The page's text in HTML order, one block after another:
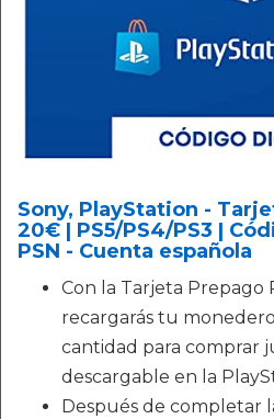
Sony, PlayStation -
20€ | PS5/PS4/PS3 |
PSN - Cuenta española
Con la Tarjeta Prepago
recargarás tu
cantidad para comprar
descargable en la
Después de completar